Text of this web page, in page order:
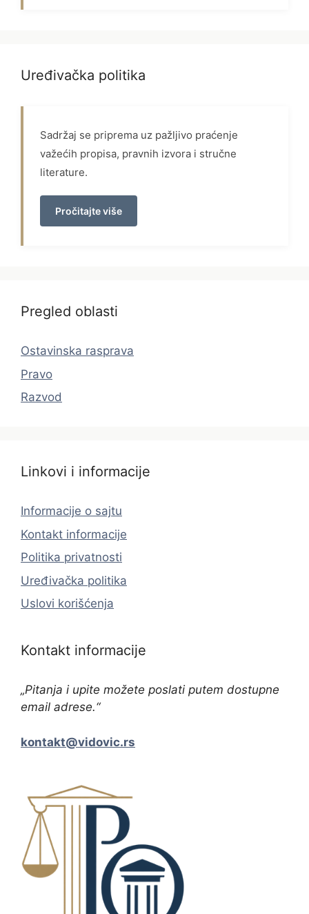
Uređivačka politika
Sadržaj se priprema uz pažljivo praćenje
važećih propisa, pravnih izvora i stručne
literature.
Pročitajte više
Pregled oblasti
Ostavinska rasprava
Pravo
Razvod
Linkovi i informacije
Informacije o sajtu
Kontakt informacije
Politika privatnosti
Uređivačka politika
Uslovi korišćenja
Kontakt informacije
„Pitanja i upite možete poslati putem dostupne
email adrese.“
kontakt@vidovic.rs